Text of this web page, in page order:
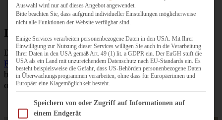
Ihr habt noch mehr Lust auf Klassiker?
Dann schaut doch mal unbedingt hier vorbei:Omas
Frankfurter KranzoderSchwarzwälder Kirsch Torteoder
beimklassischen Käsekuchen, bei derKäsesahne-Torte
oder vielleicht beiOmas Streuselkuchen mit Pudding
Auswahl wird nur auf dieses Angebot angewendet.
Bitte beachten Sie, dass aufgrund individueller Einstellungen möglicherweise
nicht alle Funktionen der Website verfügbar sind.
Einige Services verarbeiten personenbezogene Daten in den USA. Mit Ihrer
Einwilligung zur Nutzung dieser Services willigen Sie auch in die Verarbeitung
Ihrer Daten in den USA gemäß Art. 49 (1) lit. a GDPR ein. Der EuGH stuft die
USA als ein Land mit unzureichendem Datenschutz nach EU-Standards ein. Es
besteht beispielsweise die Gefahr, dass US-Behörden personenbezogene Daten
in Überwachungsprogrammen verarbeiten, ohne dass für Europäerinnen und
Europäer eine Klagemöglichkeit besteht.
Im Folgenden finden Sie eine Liste der Zwecke des IAB Transparency and Consent
Speichern von oder Zugriff auf Informationen auf
einem Endgerät